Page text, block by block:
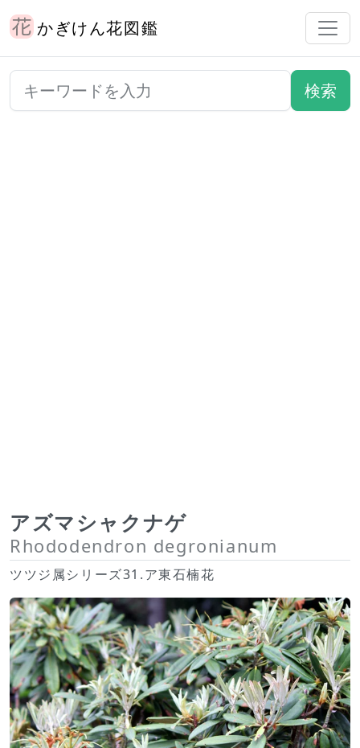
かぎけん花図鑑
アズマシャクナゲ
Rhododendron degronianum
ツツジ属シリーズ31.ア東石楠花